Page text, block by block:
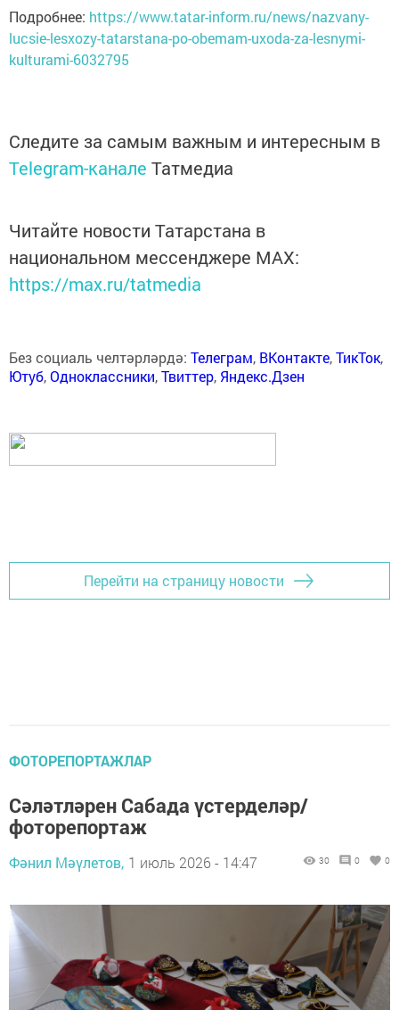
Подробнее: https://www.tatar-inform.ru/news/nazvany-
lucsie-lesxozy-tatarstana-po-obemam-uxoda-za-lesnymi-
kulturami-6032795
Следите за самым важным и интересным в
Telegram-канале Татмедиа
Читайте новости Татарстана в
национальном мессенджере MАХ:
https://max.ru/tatmedia
Без социаль челтәрләрдә: Телеграм, ВКонтакте,ТикТок,
Ютуб,Одноклассники,Твиттер, Яндекс.Дзен
Перейти на страницу новости
ФОТОРЕПОРТАЖЛАР
Сәләтләрен Сабада үстерделәр/
фоторепортаж
Фәнил Мәүлетов, 1 июль 2026 - 14:47 30 0 0